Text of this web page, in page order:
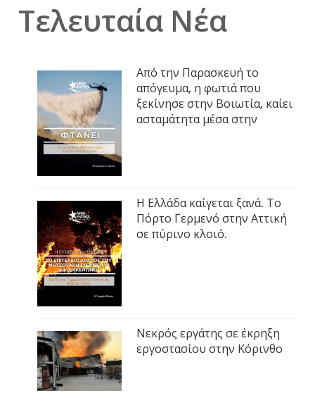
Τελευταία Νέα
Από την Παρασκευή το
απόγευμα, η φωτιά που
ξεκίνησε στην Βοιωτία, καίει
ασταμάτητα μέσα στην
Η Ελλάδα καίγεται ξανά. Το
Πόρτο Γερμενό στην Αττική
σε πύρινο κλοιό.
Νεκρός εργάτης σε έκρηξη
εργοστασίου στην Κόρινθο